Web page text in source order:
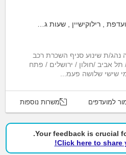
רילוקישיין שעות גמישות
ת שינוע סניף השכרת רכב
/ תל אביב /חולון / ירושלים / פתח
למועדפים משרות נוספות
Your feedback is crucial
Click here to share